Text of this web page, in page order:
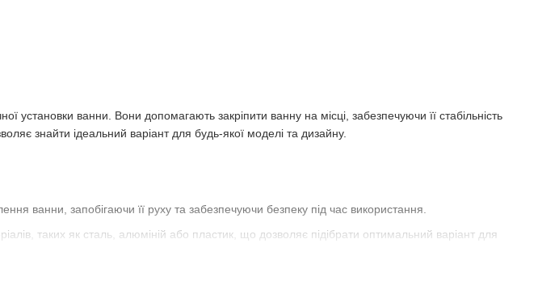
ванни. Вони допомагають закріпити ванну на місці, забезпечуючи її стабільність
знайти ідеальний варіант для будь-якої моделі та дизайну.
ванни, запобігаючи її руху та забезпечуючи безпеку під час використання.
таких як сталь, алюміній або пластик, що дозволяє підібрати оптимальний варіант для